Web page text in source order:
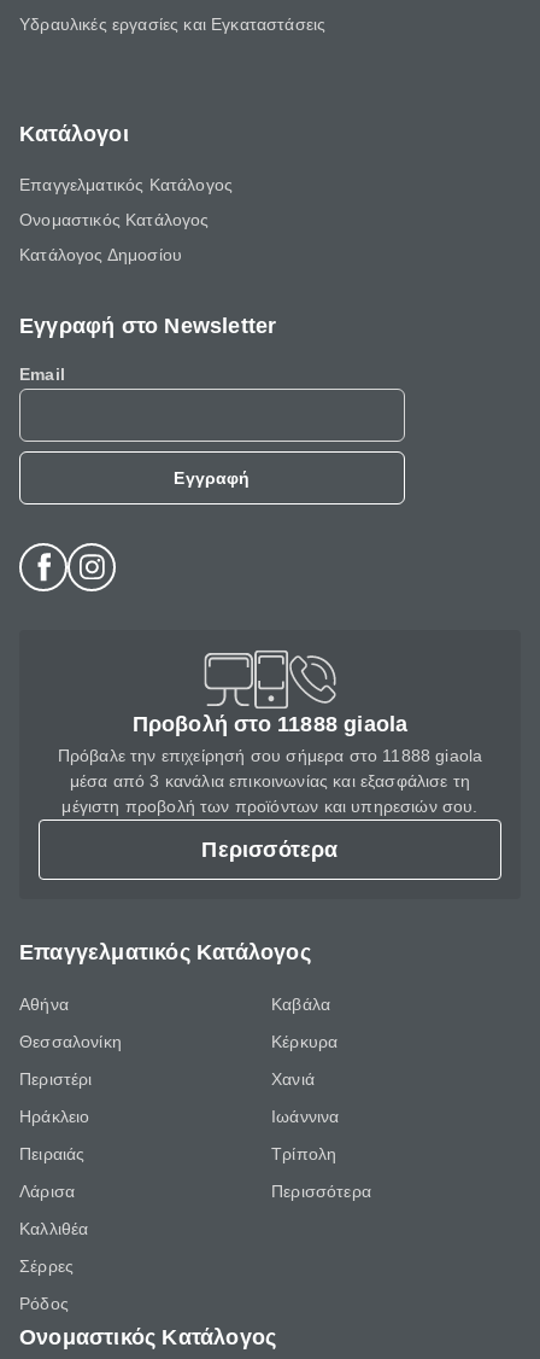
Υδραυλικές εργασίες και Εγκαταστάσεις
Κατάλογοι
Επαγγελματικός Κατάλογος
Ονομαστικός Κατάλογος
Κατάλογος Δημοσίου
Εγγραφή στο Newsletter
Email
Εγγραφή
Προβολή στο 11888 giaola
Πρόβαλε την επιχείρησή σου σήμερα στο 11888 giaola
μέσα από 3 κανάλια επικοινωνίας και εξασφάλισε τη
μέγιστη προβολή των προϊόντων και υπηρεσιών σου.
Περισσότερα
Επαγγελματικός Κατάλογος
Αθήνα
Θεσσαλονίκη
Περιστέρι
Ηράκλειο
Πειραιάς
Λάρισα
Καλλιθέα
Σέρρες
Ρόδος
Καβάλα
Κέρκυρα
Χανιά
Ιωάννινα
Τρίπολη
Περισσότερα
Ονομαστικός Κατάλογος